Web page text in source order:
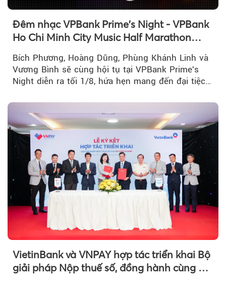
Đêm nhạc VPBank Prime's Night - VPBank
Ho Chi Minh City Music Half Marathon
Bích Phương, Hoàng Dũng, Phùng Khánh Linh và
Vương Bình sẽ cùng hội tụ tại VPBank Prime's
Night diễn ra tối 1/8, hứa hẹn mang đến đại tiệc
VietinBank và VNPAY hợp tác triển khai Bộ
giải pháp Nộp thuế số, đồng hành cùng hộ